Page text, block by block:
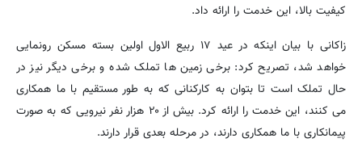
کیفیت بالا، این خدمت را ارائه داد.
زاکانی با بیان اینکه در عید ۱۷ ربیع الاول اولین بسته مسکن رونمایی
خواهد شد، تصریح کرد: برخی زمین ها تملک شده و برخی دیگر نیز در
حال تملک است تا بتوان به کارکنانی که به طور مستقیم با ما همکاری
می کنند، این خدمت را ارائه کرد. بیش از ۲۰ هزار نفر نیرویی که به صورت
پیمانکاری با ما همکاری دارند، در مرحله بعدی قرار دارند.